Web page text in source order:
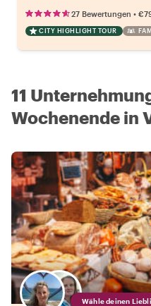
27 Bewertungen •
CITY HIGHLIGHT TOUR
11
Wochenende in
Wähle deinen